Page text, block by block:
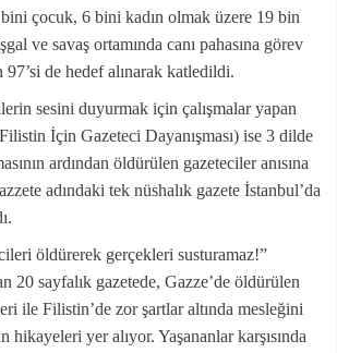
çocuk, 6 bini kadın olmak üzere 19 bin
ve savaş ortamında canı pahasına görev
de hedef alınarak katledildi.
sesini duyurmak için çalışmalar yapan
İçin Gazeteci Dayanışması) ise 3 dilde
ardından öldürülen gazeteciler anısına
adındaki tek nüshalık gazete İstanbul’da
öldürerek gerçekleri susturamaz!”
20 sayfalık gazetede, Gazze’de öldürülen
ile Filistin’de zor şartlar altında mesleğini
hikayeleri yer alıyor. Yaşananlar karşısında